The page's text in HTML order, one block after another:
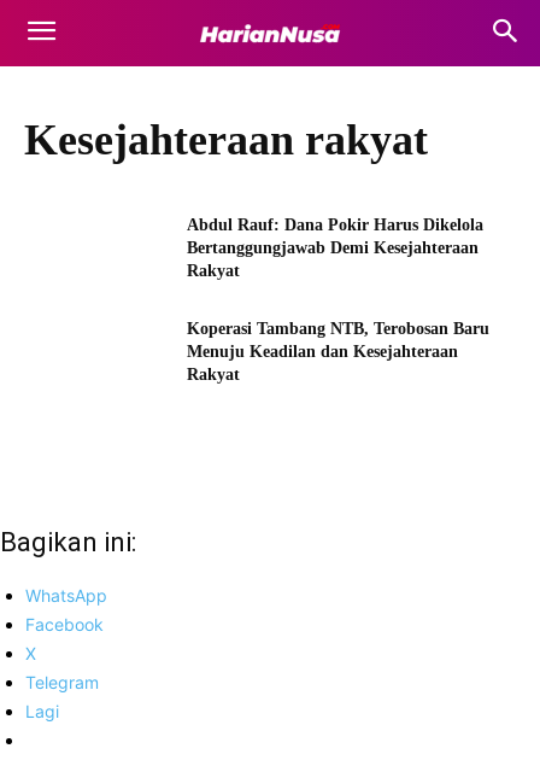
Kesejahteraan rakyat
Abdul Rauf: Dana Pokir Harus Dikelola
Bertanggungjawab Demi Kesejahteraan
Rakyat
Koperasi Tambang NTB, Terobosan Baru
Menuju Keadilan dan Kesejahteraan
Rakyat
Bagikan ini:
WhatsApp
Facebook
X
Telegram
Lagi